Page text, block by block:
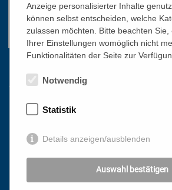
Links
PRESSE
DATENSCHUTZ
Anzeige personalisierter Inhalte
können selbst entscheiden, welche
zulassen möchten. Bitte beachten Sie,
Ihrer Einstellungen womöglich nicht
Funktionalitäten der Seite zur
Notwendig
Statistik
Details anzeigen/ausblenden
Auswahl bestätigen